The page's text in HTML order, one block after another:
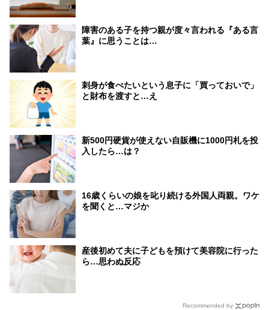
障害のある子を持つ親が度々言われる『ある言
葉』に思うことは…
刺身が食べたいという息子に「買っておいで」
と財布を渡すと…え
新500円硬貨が使えない自販機に1000円札を投
入したら…は？
16歳くらいの娘を叱り続ける外国人両親。ワケ
を聞くと…マジか
産後初めて夫に子どもを預けて美容院に行った
ら…思わぬ反応
Recommended by